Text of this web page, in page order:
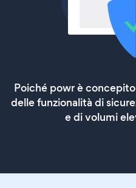
Poiché powr è
delle funzionalità di
e di volumi